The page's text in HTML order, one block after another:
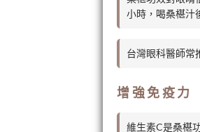
小時，喝桑椹汁
台灣眼科醫師常
增強免疫力
維生素C是桑椹